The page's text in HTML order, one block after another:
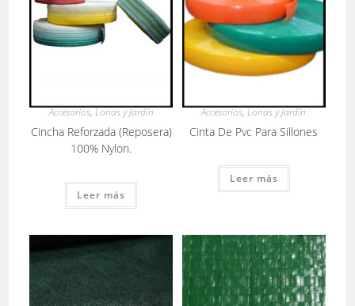
Accesorios,Lonas y Jardín
Cincha Reforzada (Reposera)
100% Nylon.
Leer más
Accesorios,Lonas y Jardín
Cinta De Pvc Para Sillones
Leer más